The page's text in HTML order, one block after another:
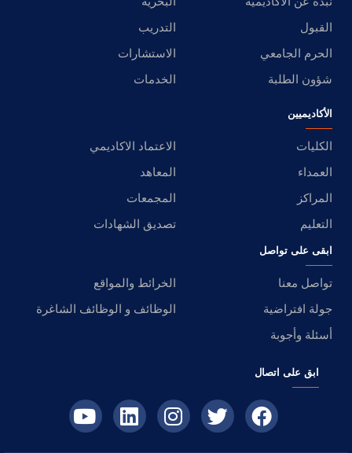
القبول
التدريب
الحرم الجامعي
الاستشارات
شؤون الطلبة
الخدمات
الأكاديميين
الكليات
الاعتماد الاكاديمي
العمداء
المعاهد
المراكز
المجمعات
التعليم
تصديق الشهادات
ابقى على تواصل
تواصل معنا
الخرائط والمواقع
جولة افتراضية
الوظائف و الوظائف الشاغرة
أسئلة وأجوبة
ابق على اتصال